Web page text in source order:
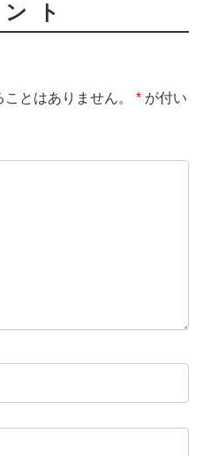
ト
とはありません。 * が付い